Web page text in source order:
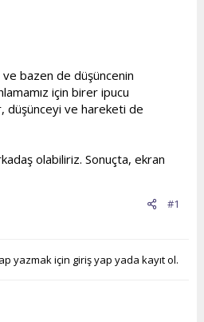
ve bazen de düşüncenin
için birer ipucu
düşünceyi ve hareketi de
olabiliriz. Sonuçta, ekran
#1
yazmak için giriş yap yada kayıt ol.